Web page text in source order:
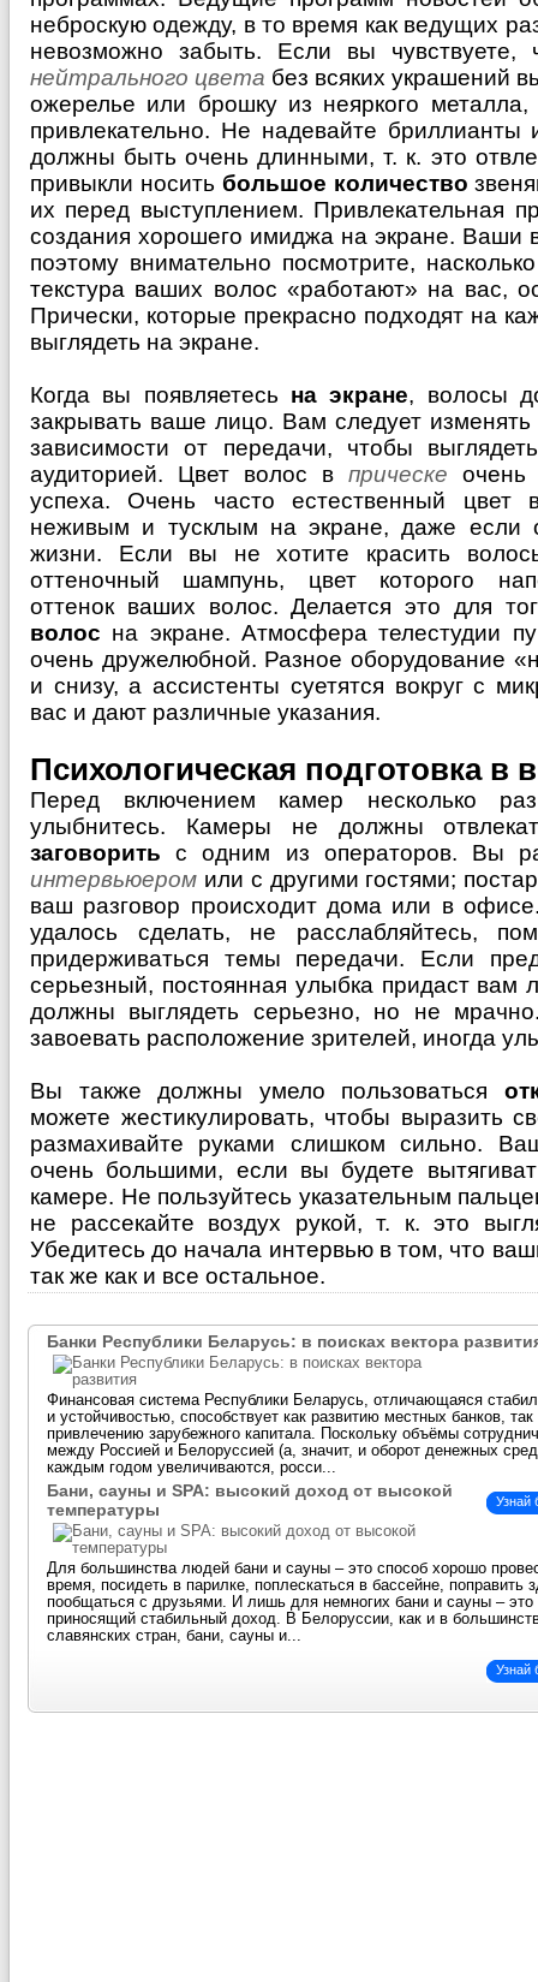
неброскую одежду, в то время как ведущих
невозможно забыть. Если вы чувствуете,
нейтрального цвета без всяких украшений
ожерелье или брошку из неяркого
привлекательно. Не надевайте
должны быть очень длинными, т. к. это
привыкли носить большое количество
их перед выступлением. Привлекательная
создания хорошего имиджа на экране. Ваши
поэтому внимательно посмотрите,
текстура ваших волос «работают» на вас,
Прически, которые прекрасно подходят на
выглядеть на экране.
Когда вы появляетесь на экране, волосы
закрывать ваше лицо. Вам следует
зависимости от передачи, чтобы
аудиторией. Цвет волос в прическе очень
успеха. Очень часто естественный цвет
неживым и тусклым на экране, даже если
жизни. Если вы не хотите красить
оттеночный шампунь, цвет которого
оттенок ваших волос. Делается это для
волос на экране. Атмосфера телестудии
очень дружелюбной. Разное оборудование
и снизу, а ассистенты суетятся вокруг с
вас и дают различные указания.
Психологическая подготовка в
Перед включением камер несколько
улыбнитесь. Камеры не должны
заговорить с одним из операторов. Вы
интервьюером или с другими гостями;
ваш разговор происходит дома или в
удалось сделать, не расслабляйтесь,
придерживаться темы передачи. Если
серьезный, постоянная улыбка придаст вам
должны выглядеть серьезно, но не
завоевать расположение зрителей, иногда
Вы также должны умело пользоваться
можете жестикулировать, чтобы выразить
размахивайте руками слишком сильно.
очень большими, если вы будете
камере. Не пользуйтесь указательным
не рассекайте воздух рукой, т. к. это
Убедитесь до начала интервью в том, что
так же как и все остальное.
Банки Республики Беларусь: в поисках вектора
Финансовая система Республики Беларусь, отличающаяся
и устойчивостью, способствует как развитию местных банков, так
привлечению зарубежного капитала. Поскольку объёмы
между Россией и Белоруссией (а, значит, и оборот денежных
каждым годом увеличиваются, росси...
Узнай
Бани, сауны и SPA: высокий доход от высокой
температуры
Для большинства людей бани и сауны – это способ хорошо
время, посидеть в парилке, поплескаться в бассейне, поправить
пообщаться с друзьями. И лишь для немногих бани и сауны – это
приносящий стабильный доход. В Белоруссии, как и в
славянских стран, бани, сауны и...
Узнай